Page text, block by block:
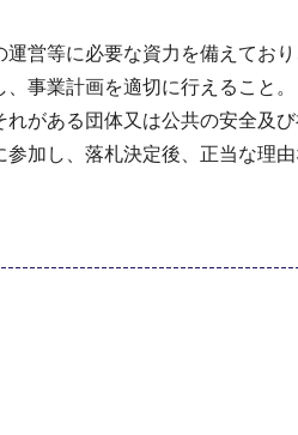
運営等に必要な資力を備えてお
事業計画を適切に行えること。
れがある団体又は公共の安全及
参加し、落札決定後、正当な理